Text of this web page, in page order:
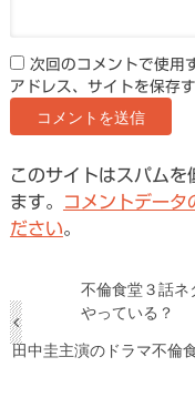
次回のコメントで使用
アドレス、サイトを保存す
このサイトはスパム
ます。
コメントデータ
ださい。
不倫食堂３話ネ
やっている？
田中圭主演のドラマ不倫